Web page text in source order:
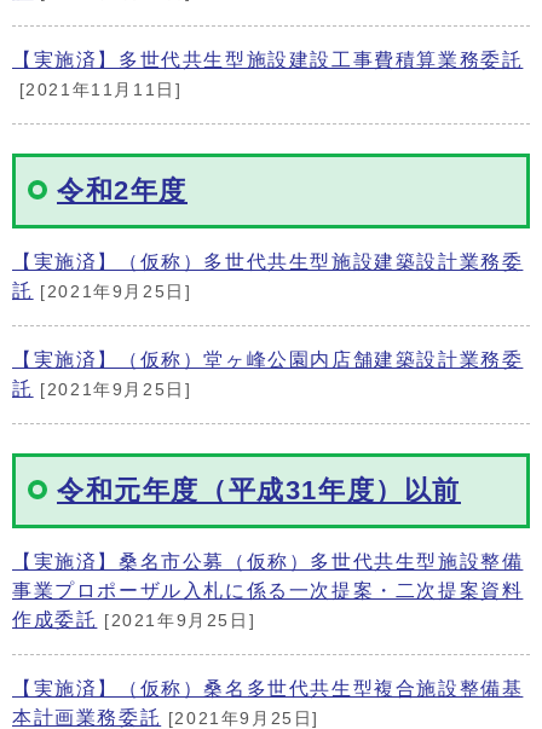
【実施済】多世代共生型施設建設工事費積算業務委託
[2021年11月11日]
令和2年度
【実施済】（仮称）多世代共生型施設建築設計業務委
託
[2021年9月25日]
【実施済】（仮称）堂ヶ峰公園内店舗建築設計業務委
託
[2021年9月25日]
令和元年度（平成31年度）以前
【実施済】桑名市公募（仮称）多世代共生型施設整備
事業プロポーザル入札に係る一次提案・二次提案資料
作成委託
[2021年9月25日]
【実施済】（仮称）桑名多世代共生型複合施設整備基
本計画業務委託
[2021年9月25日]